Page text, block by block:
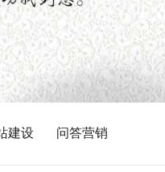
建设 问答营销